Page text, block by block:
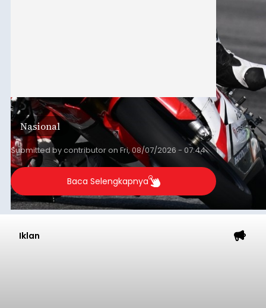
Nasional
Submitted bycontributoron Fri, 08/07/2026 - 07:44
Baca Selengkapnya
Iklan